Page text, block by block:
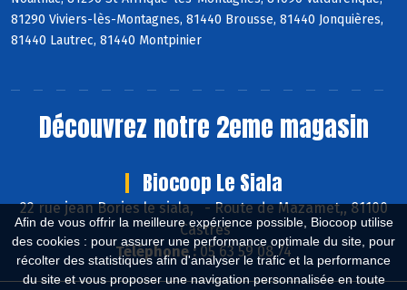
Afin de vous offrir la meilleure expérience possible, Biocoop utilise
des cookies : pour assurer une performance optimale du site, pour
récolter des statistiques afin d'analyser le trafic et la performance
du site et vous proposer une navigation personnalisée en toute
81290 Viviers-lès-Montagnes, 81440 Brousse, 81440 Jonquières,
81440 Lautrec, 81440 Montpinier
Découvrez notre 2eme magasin
Biocoop Le Siala
22 rue jean Bories le siala,-Route de Mazamet,, 81100
Castres
Téléphone :05 63 59 08 74